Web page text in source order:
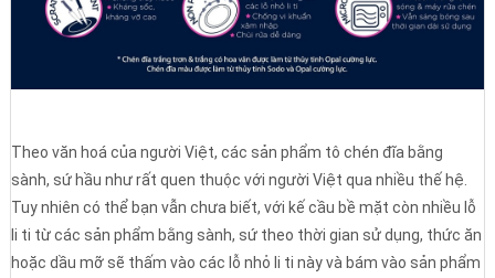
Theo văn hoá của người Việt, các sản phẩm tô chén đĩa bằng
sành, sứ hầu như rất quen thuộc với người Việt qua nhiều thế hệ.
Tuy nhiên có thể bạn vẫn chưa biết, với kế cầu bề mặt còn nhiều lỗ
li ti từ các sản phẩm bằng sành, sứ theo thời gian sử dụng, thức ăn
hoặc dầu mỡ sẽ thấm vào các lỗ nhỏ li ti này và bám vào sản phẩm